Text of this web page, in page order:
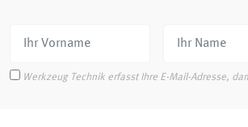
Werkzeug Technik erfasst Ihre E-Mail-Adresse,